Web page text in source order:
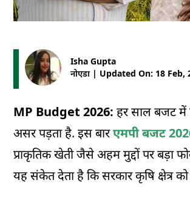
Isha Gupta
नोएडा | Updated On: 18 Feb,
MP Budget 2026: हर साल बजट में
असर पड़ता है. इस बारएमपी बजट
प्राकृतिक खेती जैसे अहम मुद्दों पर बड़ा
यह संकेत देता है कि सरकार कृषि क्षेत्र